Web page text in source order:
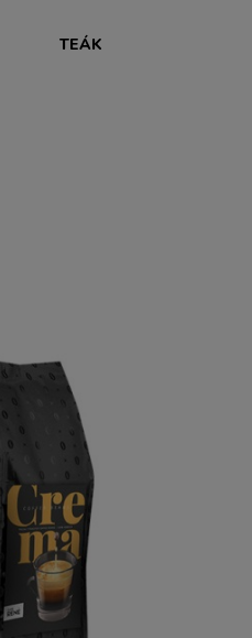
TEÁK